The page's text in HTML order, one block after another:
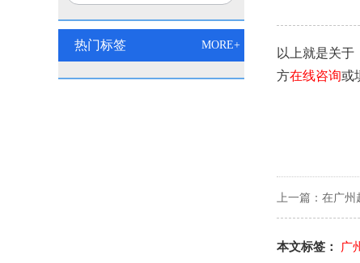
热门标签 MORE+
以上就是关于
方在线咨询或
上一篇： 在广州
本文标签：
广